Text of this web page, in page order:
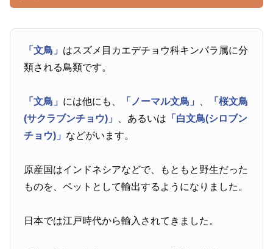
「文鳥」 はスズメ目カエデチョウ科キンパラ属に分
類される鳥類です。
「文鳥」 には他にも、 「ノーマル文鳥」
「桜文鳥
(サクラブンチョウ)」
、あるいは 「白文鳥(シロブン
チョウ)」 などがいます。
原産国はインドネシアなどで、もともと野生だった
ものを、ペットとして輸出するようになりました。
日本では江戸時代から輸入されてきました。